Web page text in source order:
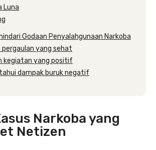
Luna
Godaan Penyalahgunaan Narkoba
pergaulan yang sehat
kegiatan yang positif
dampak buruk negatif
Narkoba yang
Netizen